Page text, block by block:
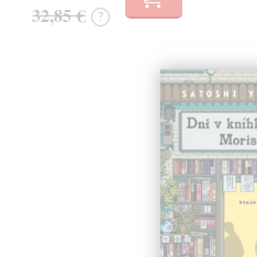
32,85 € ?